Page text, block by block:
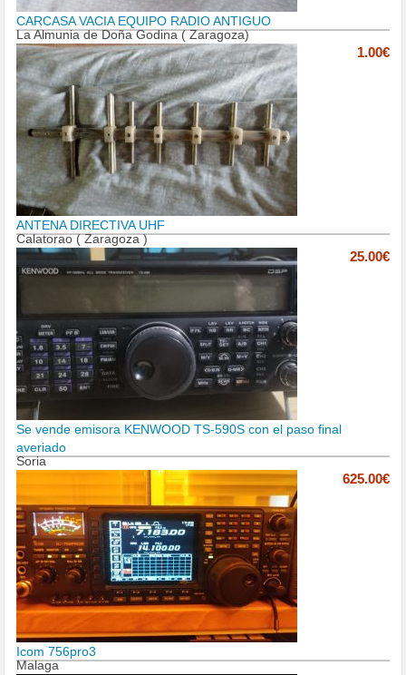
CARCASA VACIA EQUIPO RADIO ANTIGUO
La Almunia de Doña Godina ( Zaragoza)
1.00€
ANTENA DIRECTIVA UHF
Calatorao ( Zaragoza )
25.00€
Se vende emisora KENWOOD TS-590S con el paso final
averiado
Soria
625.00€
Icom 756pro3
Malaga